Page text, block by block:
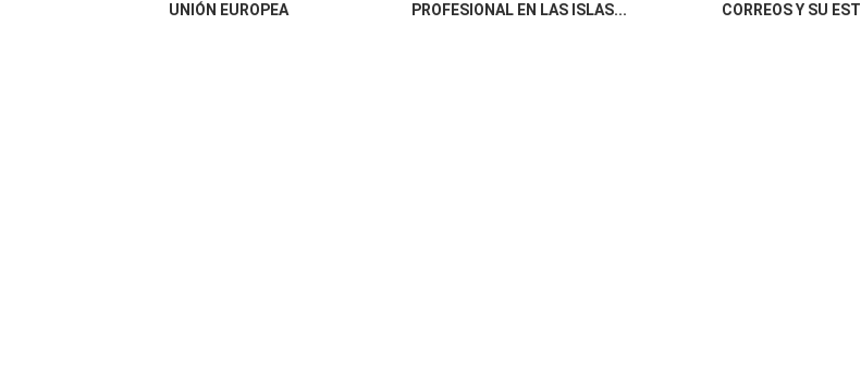
UNIÓN EUROPEA
PROFESIONAL EN LAS ISLAS...
CORREOS Y SU